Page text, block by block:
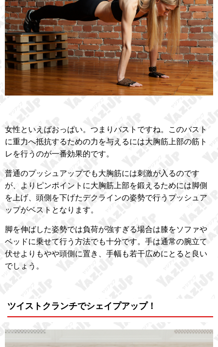
女性といえばおっぱい。つまりバストですね。このバスト
に重力へ抵抗するための力を与えるには大胸筋上部の筋ト
レを行うのが一番効果的です。
普通のプッシュアップでも大胸筋には刺激が入るのです
が、よりピンポイントに大胸筋上部を鍛えるためには脚側
を上げ、頭側を下げたデクラインの姿勢で行うプッシュア
ップがベストとなります。
脚を伸ばした姿勢では負荷が強すぎる場合は膝をソファや
ベッドに乗せて行う方法でも十分です。手は通常の腕立て
伏せよりもやや頭側に置き、手幅も若干広めにとると良い
でしょう。
ツイストクランチでシェイプアップ！